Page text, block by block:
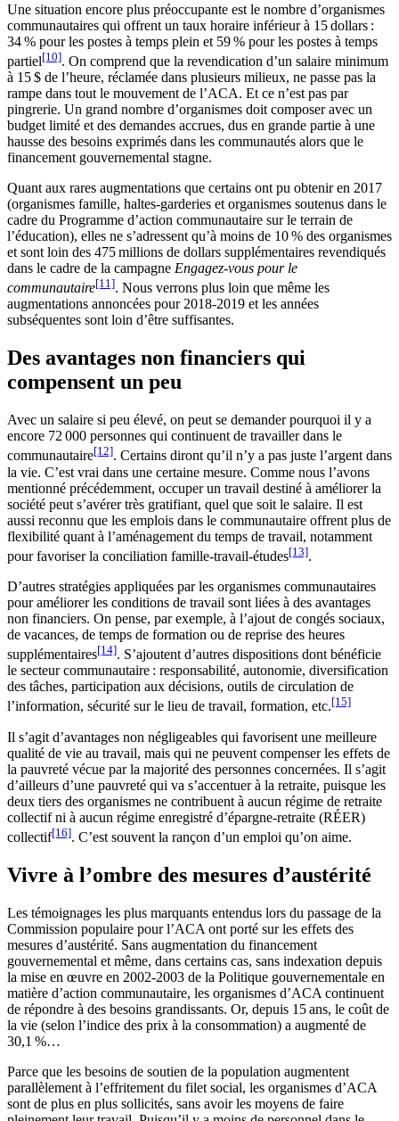
Une situation encore plus préoccupante est le nombre d’organismes
communautaires qui offrent un taux horaire inférieur à 15 dollars :
34 % pour les postes à temps plein et 59 % pour les postes à temps
partiel[10]. On comprend que la revendication d’un salaire minimum
à 15 $ de l’heure, réclamée dans plusieurs milieux, ne passe pas la
rampe dans tout le mouvement de l’ACA. Et ce n’est pas par
pingrerie. Un grand nombre d’organismes doit composer avec un
budget limité et des demandes accrues, dus en grande partie à une
hausse des besoins exprimés dans les communautés alors que le
financement gouvernemental stagne.
Quant aux rares augmentations que certains ont pu obtenir en 2017
(organismes famille, haltes-garderies et organismes soutenus dans le
cadre du Programme d’action communautaire sur le terrain de
l’éducation), elles ne s’adressent qu’à moins de 10 % des organismes
et sont loin des 475 millions de dollars supplémentaires revendiqués
dans le cadre de la campagne Engagez-vous pour le
communautaire[11]. Nous verrons plus loin que même les
augmentations annoncées pour 2018-2019 et les années
subséquentes sont loin d’être suffisantes.
Des avantages non financiers qui
compensent un peu
Avec un salaire si peu élevé, on peut se demander pourquoi il y a
encore 72 000 personnes qui continuent de travailler dans le
communautaire[12]. Certains diront qu’il n’y a pas juste l’argent dans
la vie. C’est vrai dans une certaine mesure. Comme nous l’avons
mentionné précédemment, occuper un travail destiné à améliorer la
société peut s’avérer très gratifiant, quel que soit le salaire. Il est
aussi reconnu que les emplois dans le communautaire offrent plus de
flexibilité quant à l’aménagement du temps de travail, notamment
pour favoriser la conciliation famille-travail-études[13].
D’autres stratégies appliquées par les organismes communautaires
pour améliorer les conditions de travail sont liées à des avantages
non financiers. On pense, par exemple, à l’ajout de congés sociaux,
de vacances, de temps de formation ou de reprise des heures
supplémentaires[14]. S’ajoutent d’autres dispositions dont bénéficie
le secteur communautaire : responsabilité, autonomie, diversification
des tâches, participation aux décisions, outils de circulation de
l’information, sécurité sur le lieu de travail, formation, etc.[15]
Il s’agit d’avantages non négligeables qui favorisent une meilleure
qualité de vie au travail, mais qui ne peuvent compenser les effets de
la pauvreté vécue par la majorité des personnes concernées. Il s’agit
d’ailleurs d’une pauvreté qui va s’accentuer à la retraite, puisque les
deux tiers des organismes ne contribuent à aucun régime de retraite
collectif ni à aucun régime enregistré d’épargne-retraite (RÉER)
collectif[16]. C’est souvent la rançon d’un emploi qu’on aime.
Vivre à l’ombre des mesures d’austérité
Les témoignages les plus marquants entendus lors du passage de la
Commission populaire pour l’ACA ont porté sur les effets des
mesures d’austérité. Sans augmentation du financement
gouvernemental et même, dans certains cas, sans indexation depuis
la mise en œuvre en 2002-2003 de la Politique gouvernementale en
matière d’action communautaire, les organismes d’ACA continuent
de répondre à des besoins grandissants. Or, depuis 15 ans, le coût de
la vie (selon l’indice des prix à la consommation) a augmenté de
30,1 %…
Parce que les besoins de soutien de la population augmentent
parallèlement à l’effritement du filet social, les organismes d’ACA
sont de plus en plus sollicités, sans avoir les moyens de faire